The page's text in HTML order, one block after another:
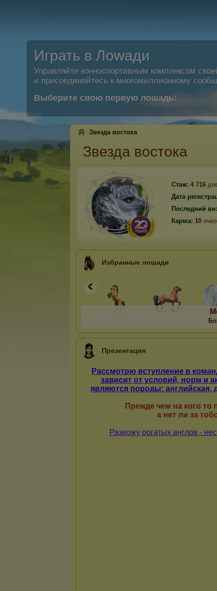
Играть в Лоwади
Управляйте конноспортивным комплексом
и присоединяйтесь к многомиллионному
Выберите свою первую лошадь:
Звезда востока
Звезда востока
Стаж: 4 716
Дата
Последний
Карма: 10
Избранные лошади
Презентация